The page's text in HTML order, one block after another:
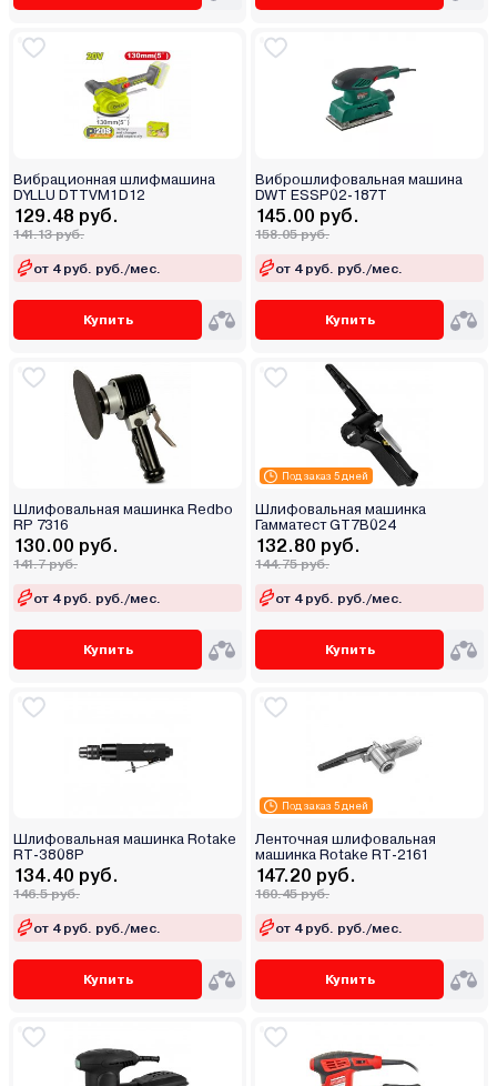
Вибрационная шлифмашина
DYLLU DTTVM1D12
129.48 руб.
141.13 руб.
от 4 руб. руб./мес.
Купить
Виброшлифовальная машина
DWT ESSP02-187T
145.00 руб.
158.05 руб.
от 4 руб. руб./мес.
Купить
Шлифовальная машинка Redbo
RP 7316
130.00 руб.
141.7 руб.
от 4 руб. руб./мес.
Купить
Под заказ 5 дней
Шлифовальная машинка
Гамматест GT7B024
132.80 руб.
144.75 руб.
от 4 руб. руб./мес.
Купить
Шлифовальная машинка Rotake
RT-3808P
134.40 руб.
146.5 руб.
от 4 руб. руб./мес.
Купить
Под заказ 5 дней
Ленточная шлифовальная
машинка Rotake RT-2161
147.20 руб.
160.45 руб.
от 4 руб. руб./мес.
Купить